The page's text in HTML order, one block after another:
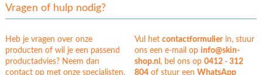
Vragen of hulp nodig?
Heb je vragen over onze
producten of wil je een passend
productadvies? Neem dan
contact op met onze specialisten,
Vul hetcontactformulierin, stuur
ons een e-mail op info@skin-
shop.nl, bel ons op0412 - 312
804 of stuur eenWhatsApp